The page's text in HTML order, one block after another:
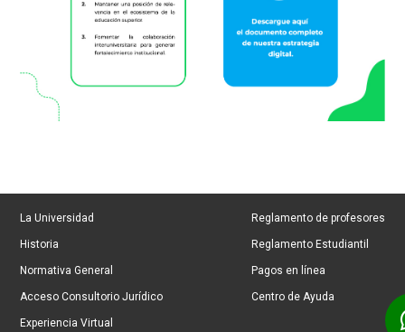
La Universidad
Historia
Normativa General
Acceso Consultorio Jurídico
Experiencia Virtual
Reglamento de profesores
Reglamento Estudiantil
Pagos en línea
Centro de Ayuda